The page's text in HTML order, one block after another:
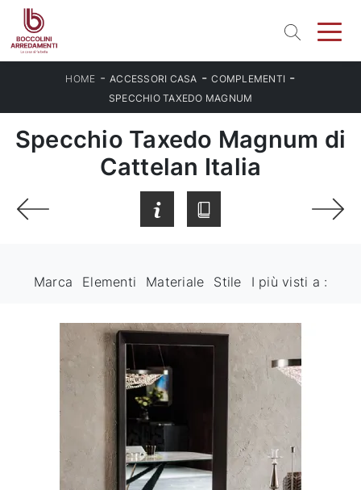
HOME -ACCESSORI CASA -COMPLEMENTI -
SPECCHIO TAXEDO MAGNUM
Specchio Taxedo Magnum di
Cattelan Italia
Marca Elementi Materiale Stile I più visti a :